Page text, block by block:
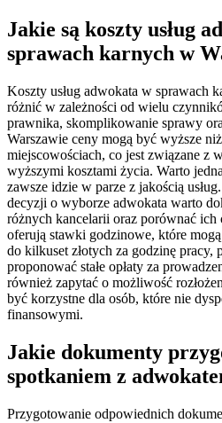
Jakie są koszty usług
sprawach karnych w
Koszty usług adwokata w sprawach
różnić w zależności od wielu
prawnika, skomplikowanie sprawy
Warszawie ceny mogą być wyższe
miejscowościach, co jest związane z
wyższymi kosztami życia. Warto
zawsze idzie w parze z jakością
decyzji o wyborze adwokata warto
różnych kancelarii oraz porównać
oferują stawki godzinowe, które
do kilkuset złotych za godzinę pracy,
proponować stałe opłaty za
również zapytać o możliwość
być korzystne dla osób, które nie
finansowymi.
Jakie dokumenty
spotkaniem z
Przygotowanie odpowiednich